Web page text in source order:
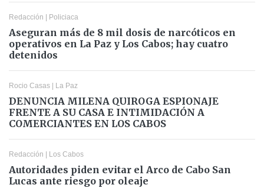
Redacción Policiaca
Aseguran más de 8 mil dosis de narcóticos en
operativos en La Paz y Los Cabos; hay cuatro
detenidos
Rocio Casas La Paz
DENUNCIA MILENA QUIROGA ESPIONAJE
FRENTE A SU CASA E INTIMIDACIÓN A
COMERCIANTES EN LOS CABOS
Redacción Los Cabos
Autoridades piden evitar el Arco de Cabo San
Lucas ante riesgo por oleaje